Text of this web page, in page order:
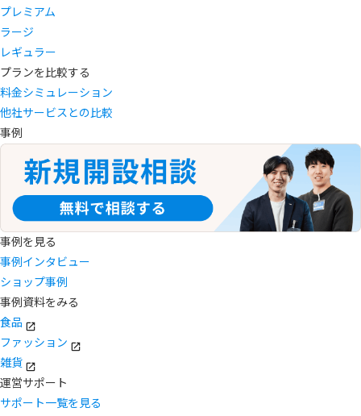
プレミアム
ラージ
レギュラー
プランを比較する
料金シミュレーション
他社サービスとの比較
事例
事例を見る
事例インタビュー
ショップ事例
事例資料をみる
食品
ファッション
雑貨
運営サポート
サポート一覧を見る